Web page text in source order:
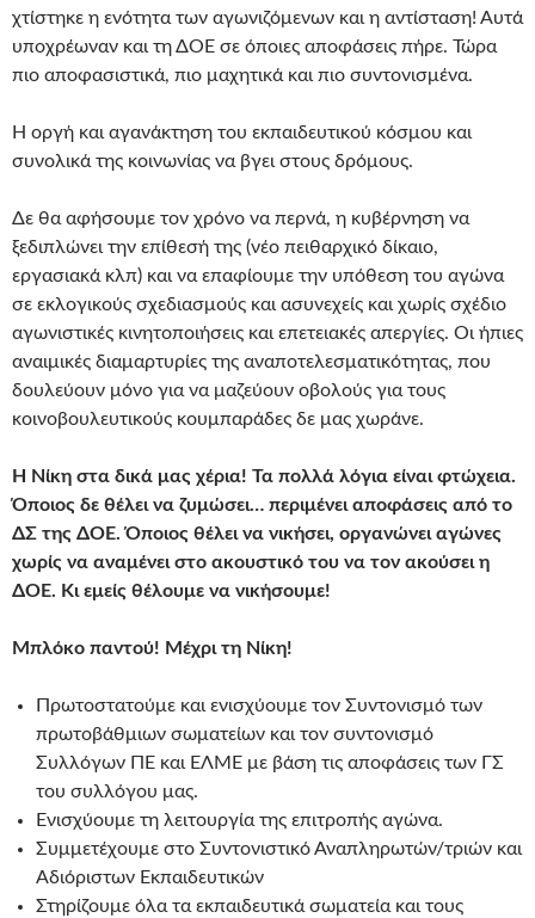
χτίστηκε η ενότητα των αγωνιζόμενων και η αντίσταση! Αυτά
υποχρέωναν και τη ΔΟΕ σε όποιες αποφάσεις πήρε. Τώρα
πιο αποφασιστικά, πιο μαχητικά και πιο συντονισμένα.
Η οργή και αγανάκτηση του εκπαιδευτικού κόσμου και
συνολικά της κοινωνίας να βγει στους δρόμους.
Δε θα αφήσουμε τον χρόνο να περνά, η κυβέρνηση να
ξεδιπλώνει την επίθεσή της (νέο πειθαρχικό δίκαιο,
εργασιακά κλπ) και να επαφίουμε την υπόθεση του αγώνα
σε εκλογικούς σχεδιασμούς και ασυνεχείς και χωρίς σχέδιο
αγωνιστικές κινητοποιήσεις και επετειακές απεργίες. Οι ήπιες
αναιμικές διαμαρτυρίες της αναποτελεσματικότητας, που
δουλεύουν μόνο για να μαζεύουν οβολούς για τους
κοινοβουλευτικούς κουμπαράδες δε μας χωράνε.
Η Νίκη στα δικά μας χέρια! Τα πολλά λόγια είναι φτώχεια.
Όποιος δε θέλει να ζυμώσει… περιμένει αποφάσεις από το
ΔΣ της ΔΟΕ. Όποιος θέλει να νικήσει, οργανώνει αγώνες
χωρίς να αναμένει στο ακουστικό του να τον ακούσει η
ΔΟΕ. Κι εμείς θέλουμε να νικήσουμε!
Μπλόκο παντού! Μέχρι τη Νίκη!
Πρωτοστατούμε και ενισχύουμε τον Συντονισμό των
πρωτοβάθμιων σωματείων και τον συντονισμό
Συλλόγων ΠΕ και ΕΛΜΕ με βάση τις αποφάσεις των ΓΣ
του συλλόγου μας.
Ενισχύουμε τη λειτουργία της επιτροπής αγώνα.
Συμμετέχουμε στο Συντονιστικό Αναπληρωτών/τριών και
Αδιόριστων Εκπαιδευτικών
Στηρίζουμε όλα τα εκπαιδευτικά σωματεία και τους